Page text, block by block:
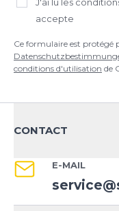
accepte
Ce formulaire est protégé
conditions d'utilisation de
CONTACT
E-MAIL